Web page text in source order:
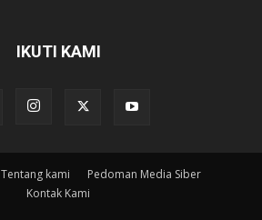
IKUTI KAMI
Tentang kami
Pedoman Media Siber
Kontak Kami